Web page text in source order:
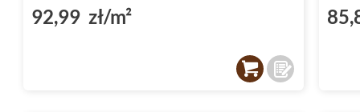
92,99 zł/m²